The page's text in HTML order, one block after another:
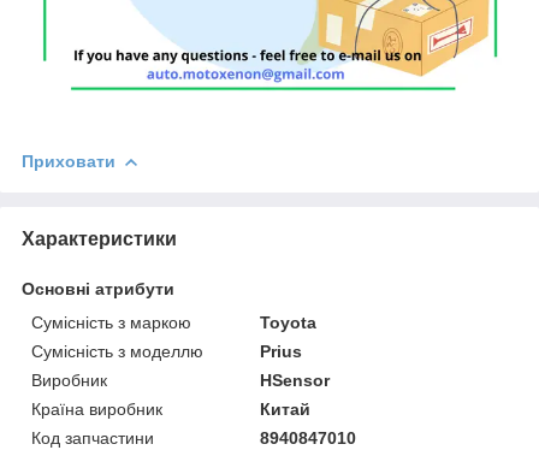
Приховати
Характеристики
Основні атрибути
Сумісність з маркою
Toyota
Сумісність з моделлю
Prius
Виробник
HSensor
Країна виробник
Китай
Код запчастини
8940847010